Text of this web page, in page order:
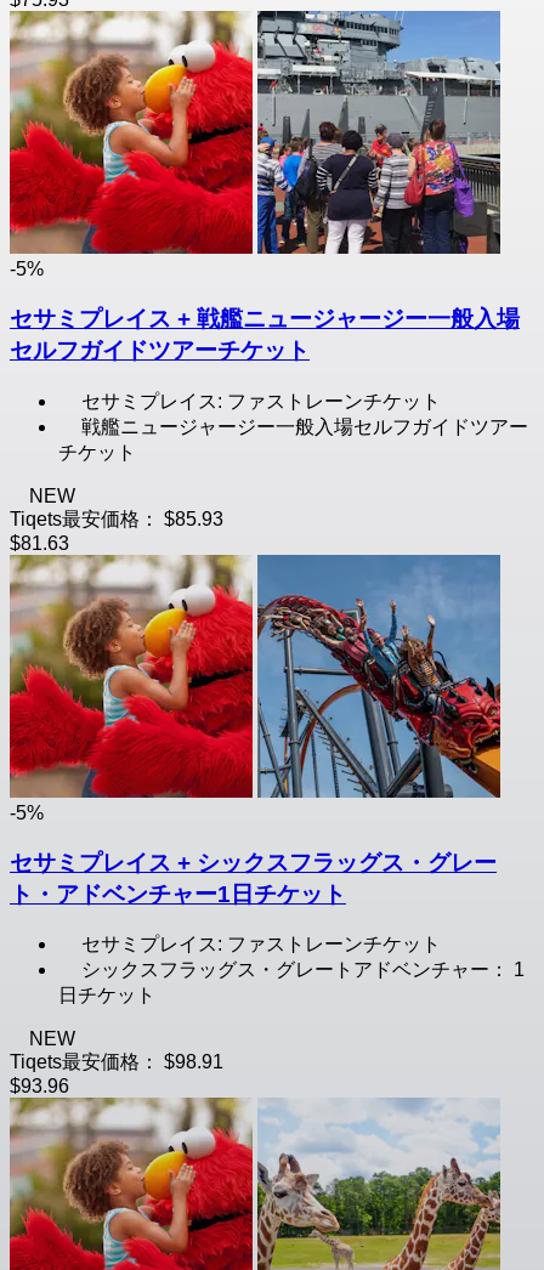
-5%
セサミプレイス + 戦艦ニュージャージー一般入場
セルフガイドツアーチケット
セサミプレイス: ファストレーンチケット
戦艦ニュージャージー一般入場セルフガイドツアー
チケット
NEW
Tiqets最安価格：
$85.93
$81.63
-5%
セサミプレイス + シックスフラッグス・グレー
ト・アドベンチャー1日チケット
セサミプレイス: ファストレーンチケット
シックスフラッグス・グレートアドベンチャー： 1
日チケット
NEW
Tiqets最安価格：
$98.91
$93.96